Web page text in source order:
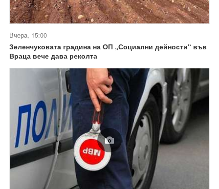
Вчера, 15:00
Зеленчуковата градина на ОП „Социални дейности“ във
Враца вече дава реколта